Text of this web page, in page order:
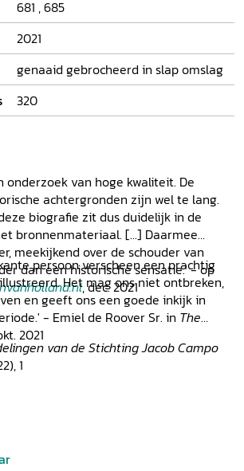
Alkmaar en Den Haag. Daarbij blijkt
voor de Latijnse en Franse literatuur,
en de ‘Engelse’ tuinaanleg.
een glimp van het oorspronkelijke
met wie hij zijn leven deelde,
681 ,685
2021
genaaid gebrocheerd in slap omslag
320
onderzoek van hoge kwaliteit. De
achtergronden zijn wel te lang.
biografie zit dus duidelijk in de
bronnenmateriaal. [...] Daarmee
meekijkend over de schouder van
dan een historische sensatie.' - op
, dec. 2021
persoon verscheen een prachtig
Het mag ons niet ontbreken,
en geeft ons een goede inkijk in
- Emiel de Roover Sr. in The
2021
van de Stichting Jacob Campo
1